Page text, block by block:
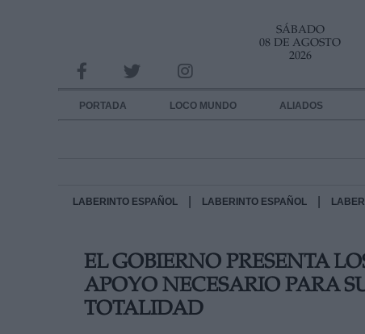
SÁBADO
08 DE AGOSTO
2026
PORTADA LOCO MUNDO ALIADOS
LABERINTO ESPAÑOL LABERINTO ESPAÑOL
EL GOBIERNO PRESENTA
APOYO NECESARIO PARA
TOTALIDAD
INFORMACION SOBRE LA PROTECCIÓN DE TUS DATOS
Responsable:
Destinatarios:
link
Información adicional
link